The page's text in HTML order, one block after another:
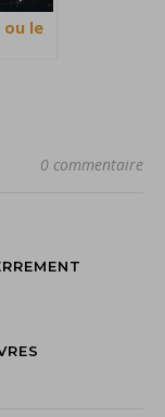
ou le
0 commentaire